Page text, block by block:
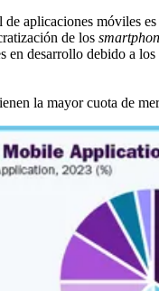
aplicaciones móviles
de los
en desarrollo debido a
la mayor cuota de